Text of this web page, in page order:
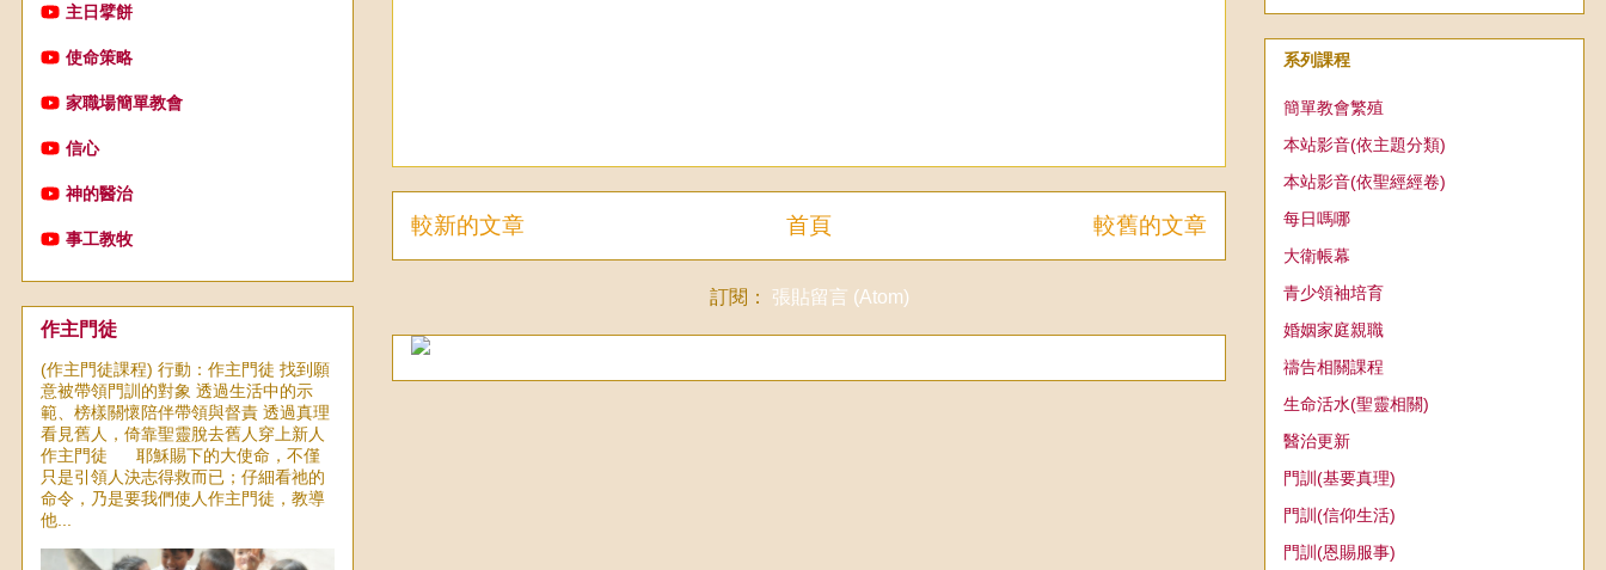
較新的文章 較舊的文章
首頁
訂閱： 張貼留言 (Atom)
主日擘餅
使命策略
家職場簡單教會
信心
神的醫治
事工教牧
作主門徒
(作主門徒課程) 行動：作主門徒 找到願
意被帶領門訓的對象 透過生活中的示
範、榜樣關懷陪伴帶領與督責 透過真理
看見舊人，倚靠聖靈脫去舊人穿上新人
作主門徒 耶穌賜下的大使命，不僅
只是引領人決志得救而已；仔細看祂的
命令，乃是要我們使人作主門徒，教導
他...
系列課程
簡單教會繁殖
本站影音(依主題分類)
本站影音(依聖經經卷)
每日嗎哪
大衛帳幕
青少領袖培育
婚姻家庭親職
禱告相關課程
生命活水(聖靈相關)
醫治更新
門訓(基要真理)
門訓(信仰生活)
門訓(恩賜服事)